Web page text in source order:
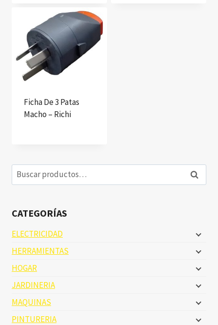
Ficha De 3 Patas
Macho – Richi
Buscar
por:
Buscar
CATEGORÍAS
ELECTRICIDAD
HERRAMIENTAS
HOGAR
JARDINERIA
MAQUINAS
PINTURERIA